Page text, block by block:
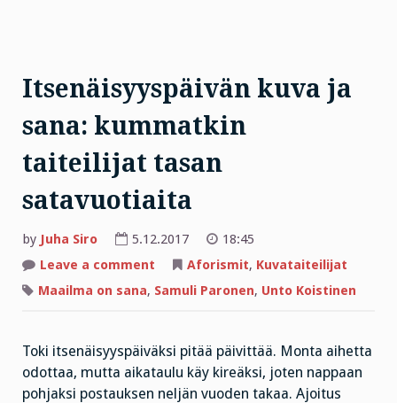
Itsenäisyyspäivän kuva ja
sana: kummatkin
taiteilijat tasan
satavuotiaita
by Juha Siro 5.12.2017
18:45
Leave a comment
Itsenäisyyspäivän
kuva
tasan
satavuotiaita
Aforismit, Kuvataiteilijat
Maailma on sana, Samuli Paronen, Unto Koistinen
Toki itsenäisyyspäiväksi pitää päivittää. Monta aihetta
odottaa, mutta aikataulu käy kireäksi, joten nappaan
pohjaksi postauksen neljän vuoden takaa. Ajoitus